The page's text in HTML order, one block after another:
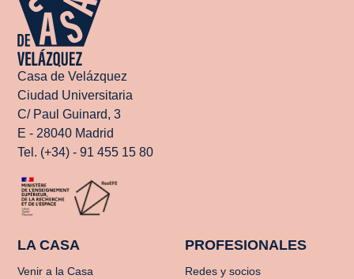
Casa de Velázquez
Ciudad Universitaria
C/ Paul Guinard, 3
E - 28040 Madrid
Tel. (+34) - 91 455 15 80
LA CASA
Venir a la Casa
PROFESIONALES
Redes y socios